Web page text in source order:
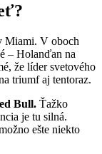
Miami. V oboch
– Holanďan na
že líder svetového
triumf aj tentoraz.
Bull. Ťažko
je tu silná.
ešte niekto